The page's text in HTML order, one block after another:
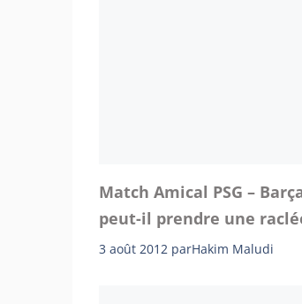
Match Amical PSG –
peut-il prendre une
3 août 2012 parHakim Maludi